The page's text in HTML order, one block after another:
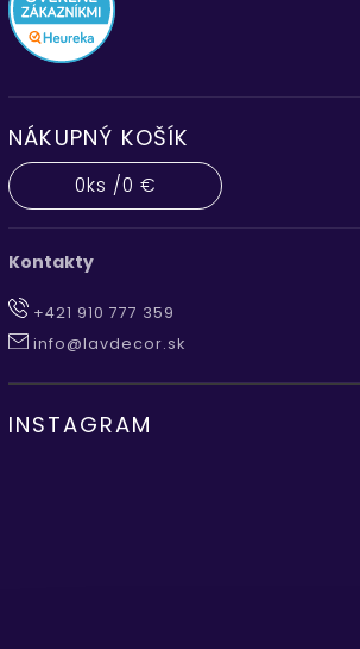
NÁKUPNÝ KOŠÍK
0ks /0 €
Kontakty
+421 910 777 359
info@lavdecor.sk
INSTAGRAM